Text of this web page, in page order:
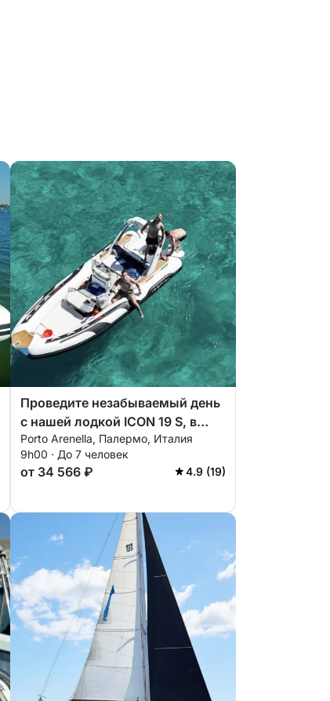
Проведите незабываемый день
с нашей лодкой ICON 19 S, в
которой есть все необходимое
для идеального отдыха на воде!
Porto Arenella, Палермо, Италия
9h00 · До 7 человек
от 34 566 ₽ 4.9 (19)